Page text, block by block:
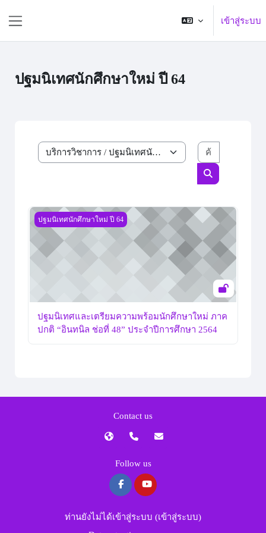
เข้าสู่ระบบ
ปฐมนิเทศนักศึกษาใหม่ ปี 64
ประเภทของรายวิชา
ค้นหารายวิชา
ปฐมนิเทศและเตรียมความพร้อมนักศึกษาใหม่ ภาคปกติ “อิน
ปฐมนิเทศนักศึกษาใหม่ ปี 64
ปฐมนิเทศและเตรียมความพร้อมนักศึกษาใหม่ ภาค
ปกติ “อินทนิล ช่อที่ 48” ประจำปีการศึกษา 2564
Contact us
Follow us
ท่านยังไม่ได้เข้าสู่ระบบ (เข้าสู่ระบบ)